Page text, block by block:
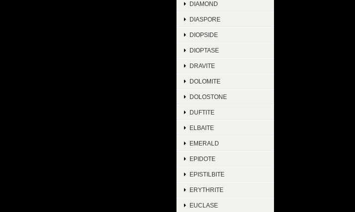
DIAMOND
DIASPORE
DIOPSIDE
DIOPTASE
DRAVITE
DOLOMITE
DOLOSTONE
DUFTITE
ELBAITE
EMERALD
EPIDOTE
EPISTILBITE
ERYTHRITE
EUCLASE